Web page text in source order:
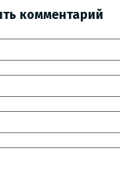
комментарий